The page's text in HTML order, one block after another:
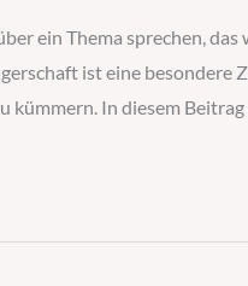
ein Thema sprechen,
ist eine
kümmern. In diesem